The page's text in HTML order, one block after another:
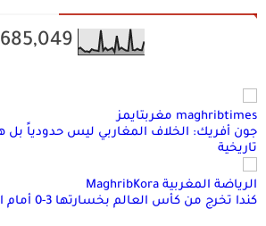
maghribtimes مغربتايمز
جون أفريك: الخلاف المغاربي ليس حدودياً بل
تاريخية
الرياضة المغربية MaghribKora
كندا تخرج من كأس العالم بخسارتها 3-0 أمام المغرب